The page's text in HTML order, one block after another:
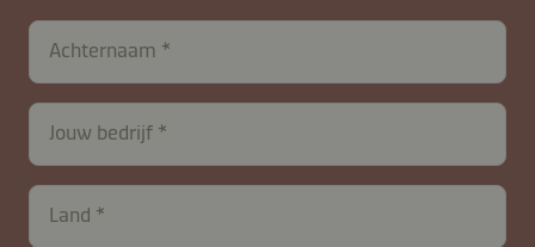
Achternaam
Jouw bedrijf
Land